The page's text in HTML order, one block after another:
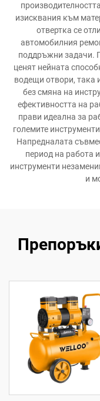
изисквания към
отвертка се
автомобилния
поддръжни задачи.
ценят нейната
водещи отвори, така
без смяна на
ефективността на
прави идеална за
големите
Напредналата
период на работа
инструменти
и